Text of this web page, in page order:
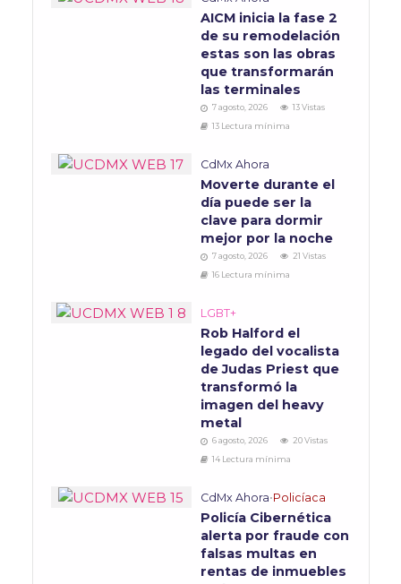
AICM inicia la fase 2
de su remodelación
estas son las obras
que transformarán
las terminales
7 agosto, 2026
13 Vistas
13 Lectura mínima
CdMx Ahora
Moverte durante el
día puede ser la
clave para dormir
mejor por la noche
7 agosto, 2026
21 Vistas
16 Lectura mínima
LGBT+
Rob Halford el
legado del vocalista
de Judas Priest que
transformó la
imagen del heavy
metal
6 agosto, 2026
20 Vistas
14 Lectura mínima
CdMx Ahora•Policíaca
Policía Cibernética
alerta por fraude con
falsas multas en
rentas de inmuebles